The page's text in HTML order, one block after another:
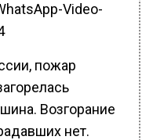
Video-
пожар
Возгорание
нет.